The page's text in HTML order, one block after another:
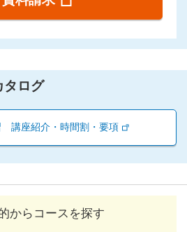
タログ
講座紹介・時間割・要項
からコースを探す